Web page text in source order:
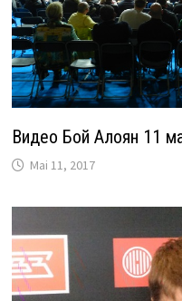
Видео Бой Алоян 11
Mai 11, 2017